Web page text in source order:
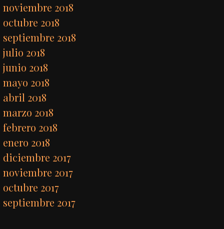
noviembre 2018
octubre 2018
septiembre 2018
julio 2018
junio 2018
mayo 2018
abril 2018
marzo 2018
febrero 2018
enero 2018
diciembre 2017
noviembre 2017
octubre 2017
septiembre 2017